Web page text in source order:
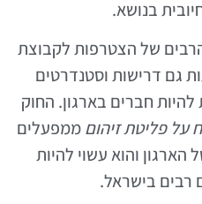
בנושא.
של הצטרפות לקבוצת
גם דרישות וסטנדרטים
חברים בארגון. החוק
על פליטת זיהוםממפעלים
והוא עשוי להיות
רבים בישראל.